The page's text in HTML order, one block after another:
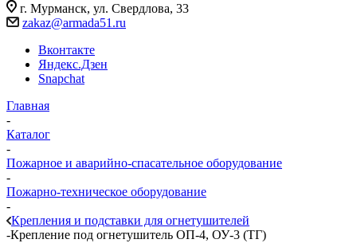
г. Мурманск, ул. Свердлова, 33
zakaz@armada51.ru
Вконтакте
Яндекс.Дзен
Snapchat
Главная
-
Каталог
-
Пожарное и аварийно-спасательное оборудование
-
Пожарно-техническое оборудование
-
Крепления и подставки для огнетушителей
-Крепление под огнетушитель ОП-4, ОУ-3 (ТГ)